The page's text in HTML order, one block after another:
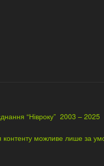
“Нівроку” 2003 – 2025
контенту можливе лише за